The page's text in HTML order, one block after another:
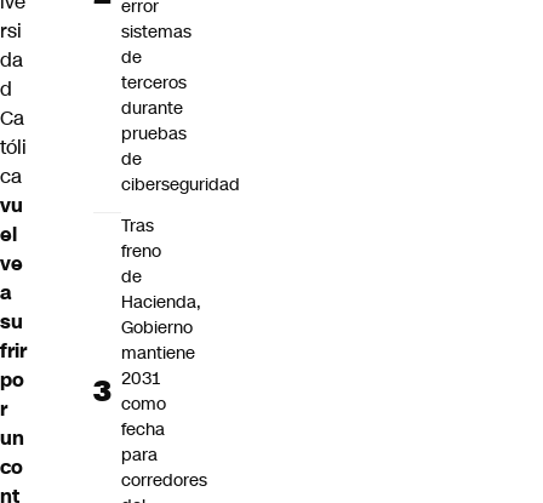
rsi
da
d
Ca
tóli
ca
vu
el
ve
a
su
frir
po
r
un
co
nt
error
sistemas
de
terceros
durante
pruebas
de
ciberseguridad
Tras
freno
de
Hacienda,
Gobierno
mantiene
2031
como
fecha
para
corredores